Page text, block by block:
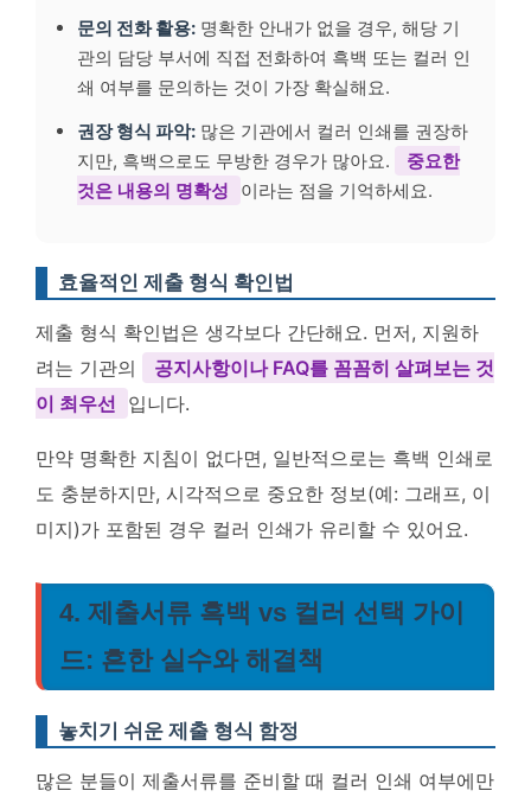
문의 전화 활용: 명확한 안내가 없을 경우, 해당 기
관의 담당 부서에 직접 전화하여 흑백 또는 컬러 인
쇄 여부를 문의하는 것이 가장 확실해요.
권장 형식 파악: 많은 기관에서 컬러 인쇄를 권장하
지만, 흑백으로도 무방한 경우가 많아요.
중요한
것은 내용의 명확성
이라는 점을 기억하세요.
효율적인 제출 형식 확인법
제출 형식 확인법은 생각보다 간단해요. 먼저, 지원하
려는 기관의
공지사항이나 FAQ를 꼼꼼히 살펴보는 것
이 최우선 입니다.
만약 명확한 지침이 없다면, 일반적으로는 흑백 인쇄로
도 충분하지만, 시각적으로 중요한 정보(예: 그래프, 이
미지)가 포함된 경우 컬러 인쇄가 유리할 수 있어요.
4. 제출서류 흑백 vs 컬러 선택 가이
드: 흔한 실수와 해결책
놓치기 쉬운 제출 형식 함정
많은 분들이 제출서류를 준비할 때 컬러 인쇄 여부에만